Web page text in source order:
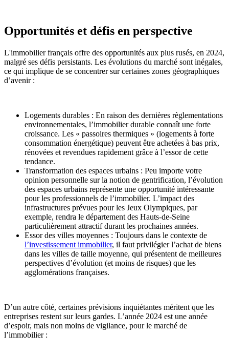
Opportunités et défis en perspective
L'immobilier français offre des opportunités aux plus rusés, en 2024,
malgré ses défis persistants. Les évolutions du marché sont inégales,
ce qui implique de se concentrer sur certaines zones géographiques
d’avenir :
Logements durables : En raison des dernières règlementations
environnementales, l’immobilier durable connaît une forte
croissance. Les « passoires thermiques » (logements à forte
consommation énergétique) peuvent être achetées à bas prix,
rénovées et revendues rapidement grâce à l’essor de cette
tendance.
Transformation des espaces urbains : Peu importe votre
opinion personnelle sur la notion de gentrification, l’évolution
des espaces urbains représente une opportunité intéressante
pour les professionnels de l’immobilier. L’impact des
infrastructures prévues pour les Jeux Olympiques, par
exemple, rendra le département des Hauts-de-Seine
particulièrement attractif durant les prochaines années.
Essor des villes moyennes : Toujours dans le contexte de
l’investissement immobilier, il faut privilégier l’achat de biens
dans les villes de taille moyenne, qui présentent de meilleures
perspectives d’évolution (et moins de risques) que les
agglomérations françaises.
D’un autre côté, certaines prévisions inquiétantes méritent que les
entreprises restent sur leurs gardes. L’année 2024 est une année
d’espoir, mais non moins de vigilance, pour le marché de
l’immobilier :